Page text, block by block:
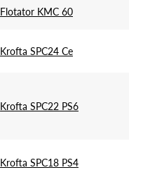
Flotator KMC 60
Krofta SPC24 Ce
Krofta SPC22 PS6
Krofta SPC18 PS4